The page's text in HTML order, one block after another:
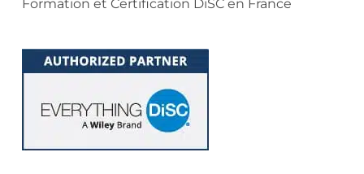
Formation et Certification DiSC en France